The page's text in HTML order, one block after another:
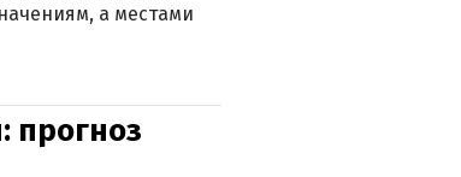
а местами
прогноз